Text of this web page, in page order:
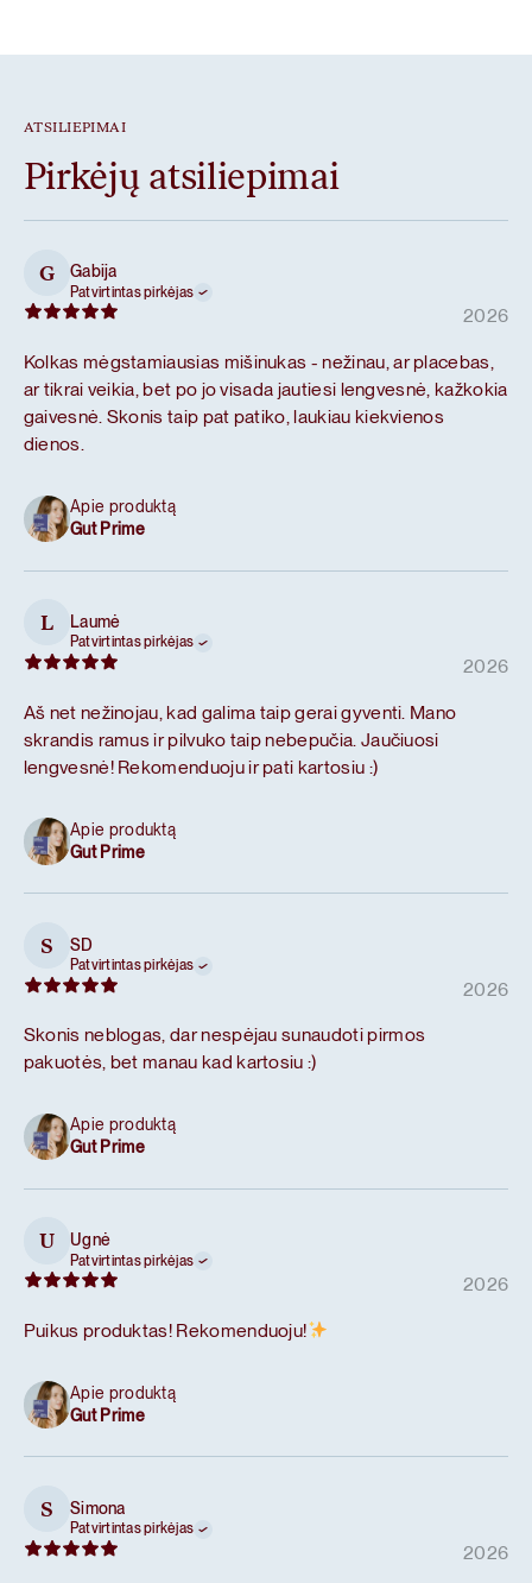
ATSILIEPIMAI
Pirkėjų atsiliepimai
G Gabija
Patvirtintas pirkėjas
2026
Kolkas mėgstamiausias mišinukas - nežinau, ar placebas,
ar tikrai veikia, bet po jo visada jautiesi lengvesnė, kažkokia
gaivesnė. Skonis taip pat patiko, laukiau kiekvienos
dienos.
Apie produktą
Gut Prime
L Laumė
Patvirtintas pirkėjas
2026
Aš net nežinojau, kad galima taip gerai gyventi. Mano
skrandis ramus ir pilvuko taip nebepučia. Jaučiuosi
lengvesnė! Rekomenduoju ir pati kartosiu :)
Apie produktą
Gut Prime
S SD
Patvirtintas pirkėjas
2026
Skonis neblogas, dar nespėjau sunaudoti pirmos
pakuotės, bet manau kad kartosiu :)
Apie produktą
Gut Prime
U Ugnė
Patvirtintas pirkėjas
2026
Puikus produktas! Rekomenduoju!
Apie produktą
Gut Prime
S Simona
Patvirtintas pirkėjas
2026